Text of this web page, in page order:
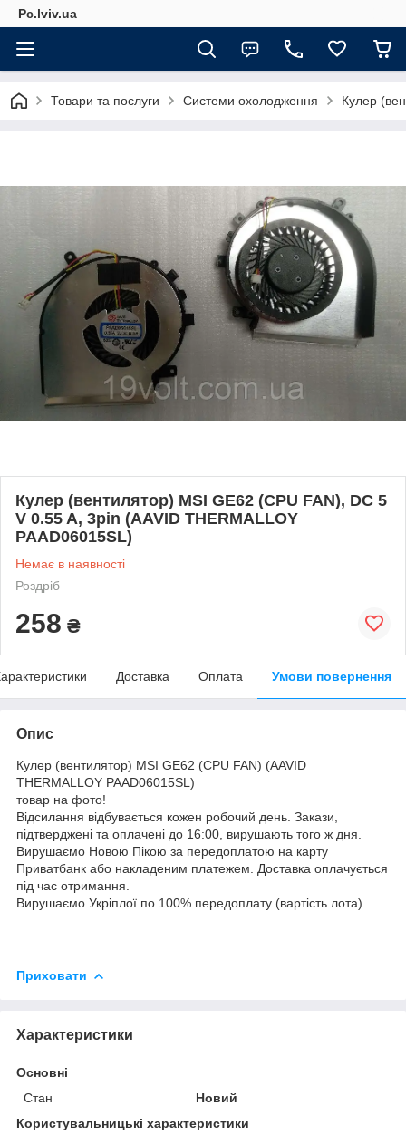
Pc.lviv.ua
Товари та послуги Системи охолодження Кулер
Кулер (вентилятор) MSI GE62 (CPU FAN), DC 5
V 0.55 A, 3pin (AAVID THERMALLOY
PAAD06015SL)
Немає в наявності
Роздріб
258 ₴
Доставка Оплата Умови повернення
Опис
Кулер (вентилятор) MSI GE62 (CPU FAN) (AAVID
THERMALLOY PAAD06015SL)
товар на фото!
Відсилання відбувається кожен робочий день. Закази,
підтверджені та оплачені до 16:00, вирушають того ж дня.
Вирушаємо Новою Пікою за передоплатою на карту
Приватбанк або накладеним платежем. Доставка оплачується
під час отримання.
Вирушаємо Укріплої по 100% передоплату (вартість лота)
Приховати
Характеристики
Основні
Стан
Новий
Користувальницькі характеристики